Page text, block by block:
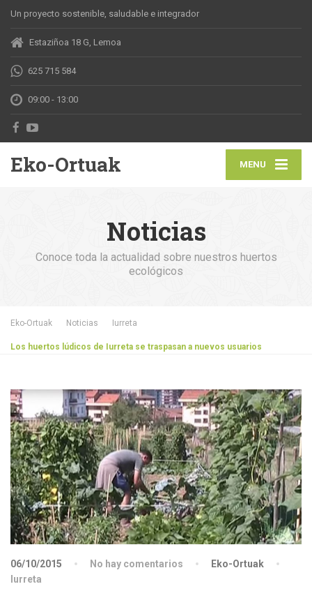
Un proyecto sostenible, saludable e integrador
Estaziñoa 18 G, Lemoa
625 715 584
09:00 - 13:00
MENU
Eko-Ortuak
Noticias
Conoce toda la actualidad sobre nuestros huertos
ecológicos
Eko-Ortuak Noticias Iurreta
Los huertos lúdicos de Iurreta se traspasan a nuevos usuarios
06/10/2015 No hay comentarios
Eko-Ortuak
Iurreta